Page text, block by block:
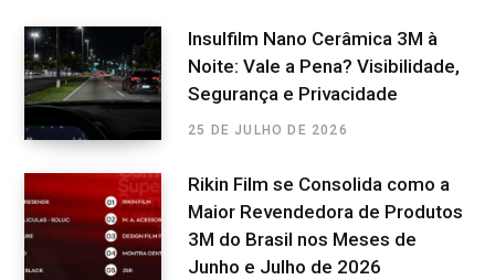
Insulfilm Nano Cerâmica 3M à
Noite: Vale a Pena? Visibilidade,
Segurança e Privacidade
25 DE JULHO DE 2026
Rikin Film se Consolida como a
Maior Revendedora de Produtos
3M do Brasil nos Meses de
Junho e Julho de 2026